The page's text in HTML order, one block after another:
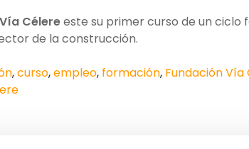
Célereeste su primer curso de un ciclo
de la construcción.
,curso,empleo, formación, Fundación Vía